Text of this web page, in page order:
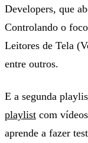
Developers, que
Controlando o
Leitores de Tela
entre outros.
E a segunda
playlist com
aprende a fazer